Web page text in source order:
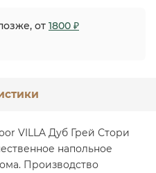
от 1800 ₽
VILLA Дуб Грей Стори
напольное
Производство